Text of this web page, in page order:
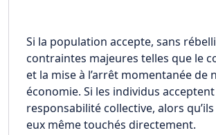
Si la population accepte, sans
contraintes majeures telles que le
et la mise à l’arrêt momentanée de
économie. Si les individus
responsabilité collective, alors
eux même touchés directement.